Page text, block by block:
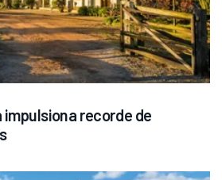
recorde de